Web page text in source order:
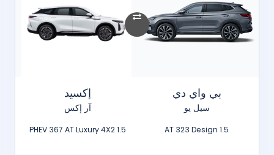
بي واي دي
سيل يو
1.5 AT 323 Design
إكسيد
آر إكس
1.5 PHEV 367 AT Luxury 4X2